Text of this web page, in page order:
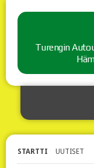
Turengin
STARTTI UUTISET